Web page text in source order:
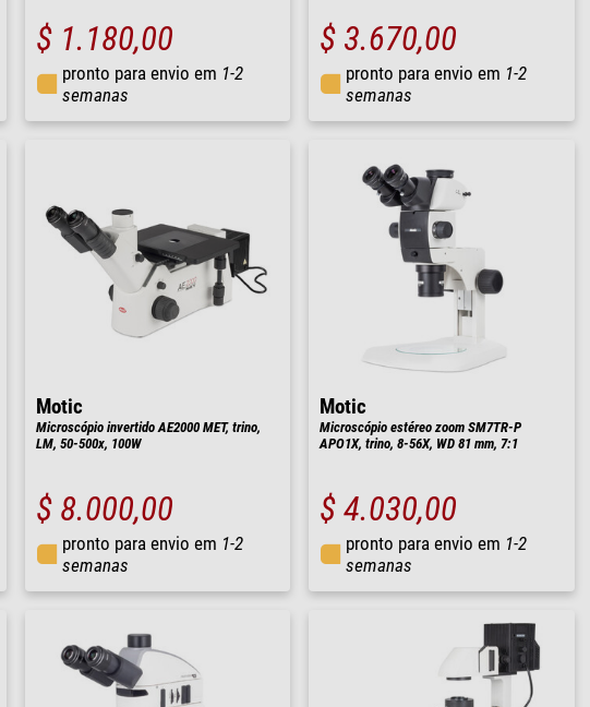
$ 1.180,00
pronto para envio em 1-2
semanas
$ 3.670,00
pronto para envio em 1-2
semanas
Motic
Microscópio invertido AE2000 MET, trino,
LM, 50-500x, 100W
$ 8.000,00
pronto para envio em 1-2
semanas
Motic
Microscópio estéreo zoom SM7TR-P
APO1X, trino, 8-56X, WD 81 mm, 7:1
$ 4.030,00
pronto para envio em 1-2
semanas